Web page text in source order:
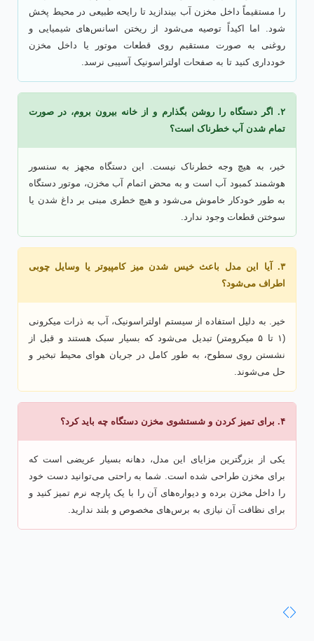
را مستقیماً داخل مخزن آب بیندازید تا رایحه طبیعی در محیط پخش
شود. اما اکیداً توصیه می‌شود از ریختن اسانس‌های شیمیایی و
روغنی به صورت مستقیم روی قطعات موتور یا داخل مخزن
خودداری کنید تا به صفحات اولتراسونیک آسیبی نرسد.
۲. اگر دستگاه را روشن بگذارم و از خانه بیرون بروم، در صورت
تمام شدن آب خطرناک است؟
خیر، به هیچ وجه خطرناک نیست. این دستگاه مجهز به سنسور
هوشمند کمبود آب است و به محض اتمام آب مخزن، موتور دستگاه
به طور خودکار خاموش می‌شود و هیچ خطری مبنی بر داغ شدن یا
سوختن قطعات وجود ندارد.
۳. آیا این مدل باعث خیس شدن میز کامپیوتر یا وسایل چوبی
اطراف می‌شود؟
خیر. به دلیل استفاده از سیستم اولتراسونیک، آب به ذرات میکرونی
(۱ تا ۵ میکرومتر) تبدیل می‌شود که بسیار سبک هستند و قبل از
نشستن روی سطوح، به طور کامل در جریان هوای محیط تبخیر و
حل می‌شوند.
۴. برای تمیز کردن و شستشوی مخزن دستگاه چه باید کرد؟
یکی از بزرگترین مزایای این مدل، دهانه بسیار عریضی است که
برای مخزن طراحی شده است. شما به راحتی می‌توانید دست خود
را داخل مخزن برده و دیواره‌های آن را با یک پارچه نرم تمیز کنید و
برای نظافت آن نیازی به برس‌های مخصوص و بلند ندارید.